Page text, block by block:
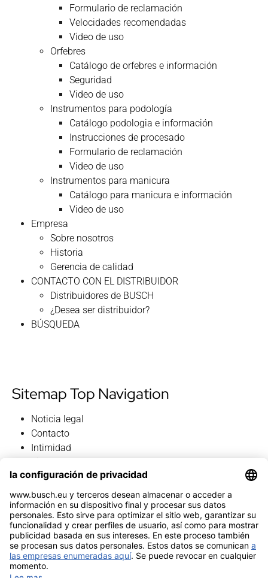
Formulario de reclamación
Velocidades recomendadas
Video de uso
Orfebres
Catálogo de orfebres e información
Seguridad
Video de uso
Instrumentos para podología
Catálogo podologia e información
Instrucciones de procesado
Formulario de reclamación
Video de uso
Instrumentos para manicura
Catálogo para manicura e información
Video de uso
Empresa
Sobre nosotros
Historia
Gerencia de calidad
CONTACTO CON EL DISTRIBUIDOR
Distribuidores de BUSCH
¿Desea ser distribuidor?
BÚSQUEDA
Sitemap Top Navigation
Noticia legal
Contacto
Intimidad
Sitemap